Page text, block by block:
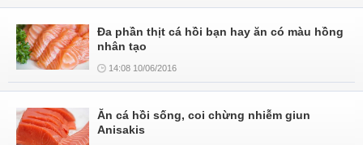
Đa phần thịt cá hồi bạn hay ăn có màu hồng
nhân tạo
14:08 10/06/2016
Ăn cá hồi sống, coi chừng nhiễm giun
Anisakis